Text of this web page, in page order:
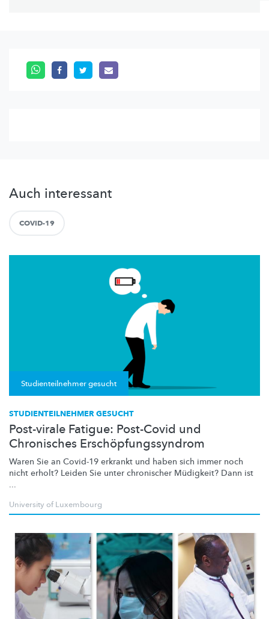
Auch interessant
COVID-19
Studienteilnehmer gesucht
STUDIENTEILNEHMER GESUCHT
Post-virale Fatigue: Post-Covid und
Chronisches Erschöpfungssyndrom
Waren Sie an Covid-19 erkrankt und haben sich immer noch
nicht erholt? Leiden Sie unter chronischer Müdigkeit? Dann ist
...
University of Luxembourg